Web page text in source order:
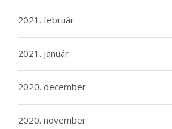
2021. február
2021. január
2020. december
2020. november